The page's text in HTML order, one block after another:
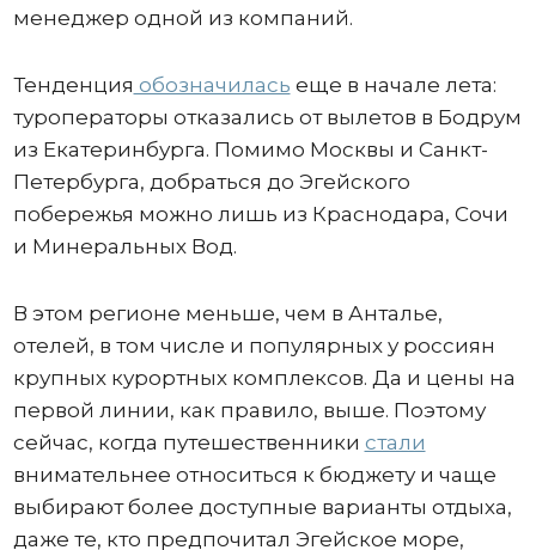
менеджер одной из компаний.
Тенденция обозначилась еще в начале лета:
туроператоры отказались от вылетов в Бодрум
из Екатеринбурга. Помимо Москвы и Санкт-
Петербурга, добраться до Эгейского
побережья можно лишь из Краснодара, Сочи
и Минеральных Вод.
В этом регионе меньше, чем в Анталье,
отелей, в том числе и популярных у россиян
крупных курортных комплексов. Да и цены на
первой линии, как правило, выше. Поэтому
сейчас, когда путешественники стали
внимательнее относиться к бюджету и чаще
выбирают более доступные варианты отдыха,
даже те, кто предпочитал Эгейское море,